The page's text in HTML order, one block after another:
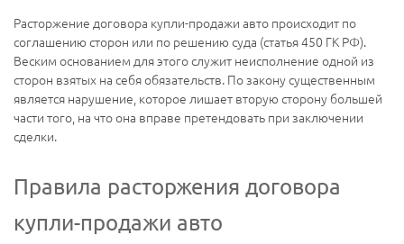
Расторжение договора купли-продажи авто происходит по
соглашению сторон или по решению суда (статья 450 ГК РФ).
Веским основанием для этого служит неисполнение одной из
сторон взятых на себя обязательств. По закону существенным
является нарушение, которое лишает вторую сторону большей
части того, на что она вправе претендовать при заключении
сделки.
Правила расторжения договора
купли-продажи авто